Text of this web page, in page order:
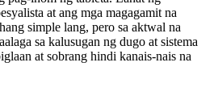
at ang mga magagamit na
simple lang, pero sa aktwal na
sa kalusugan ng dugo at sistema
at sobrang hindi kanais-nais na